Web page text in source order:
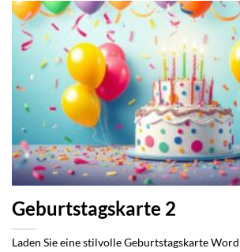
Geburtstagskarte 2
Laden Sie eine stilvolle Geburtstagskarte